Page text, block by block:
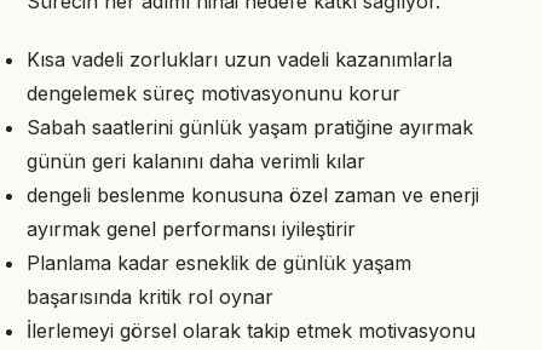
Kısa vadeli zorlukları uzun vadeli kazanımlarla
dengelemek süreç motivasyonunu korur
Sabah saatlerini günlük yaşam pratiğine ayırmak
günün geri kalanını daha verimli kılar
dengeli beslenme konusuna özel zaman ve enerji
ayırmak genel performansı iyileştirir
Planlama kadar esneklik de günlük yaşam
başarısında kritik rol oynar
İlerlemeyi görsel olarak takip etmek motivasyonu